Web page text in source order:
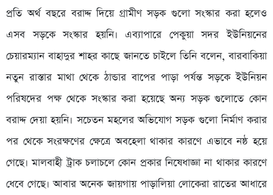
প্রতি অর্থ বছরে বরাদ্দ দিয়ে গ্রামীণ সড়ক গুলো সংস্কার করা হলেও
এসব সড়কে সংস্কার হয়নি। এব্যাপারে পেকুয়া সদর ইউনিয়নের
চেয়ারম্যান বাহাদুর শাহর কাছে জানতে চাইলে তিনি বলেন, বারবাকিয়া
নতুন রাস্তার মাথা থেকে ঠান্ডার বাপের পাড়া পর্যন্ত সড়কে ইউনিয়ন
পরিষদের পক্ষ থেকে সংস্কার করা হয়েছে অন্য সড়ক গুলোতে কোন
বরাদ্দ দেয়া হয়নি। সচেতন মহলের অভিযোগ সড়ক গুলো নির্মাণ করার
পর থেকে সংরক্ষণের ক্ষেত্রে অবহেলা থাকার কারণে এভাবে নষ্ঠ হয়ে
গেছে। মালবাহী ট্রাক চলাচলে কোন প্রকার নিষেধাজ্ঞা না থাকার কারণে
ধেবে গেছে। আবার অনেক জায়গায় পাড়ালিয়া লোকেরা রাতের আধারে